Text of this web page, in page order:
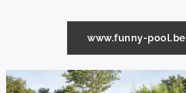
www.funny-pool.be